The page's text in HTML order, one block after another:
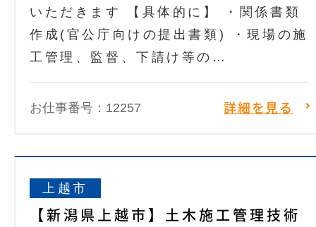
いただきます 【具体的に】 ・関係書類
作成(官公庁向けの提出書類) ・現場の施
工管理、監督、下請け等の…
お仕事番号：12257 詳細を見る
上越市
【新潟県上越市】土木施工管理技術